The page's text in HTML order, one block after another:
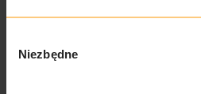
zgody
Niezbędne
jakich rozwiązań szukać, by nie